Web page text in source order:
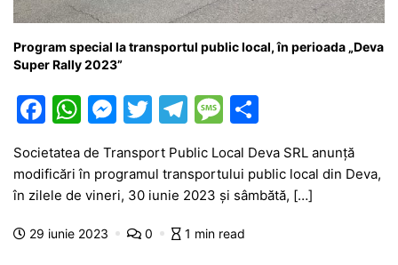
Program special la transportul public local, în perioada „Deva
Super Rally 2023”
F
c
e
b
W
at
s
A
M
s
s
e
T
itt
er
T
e
gr
a
M
s
s
a
g
ta
je
Societatea de Transport Public Local Deva SRL anunță
modificări în programul transportului public local din Deva,
în zilele de vineri, 30 iunie 2023 și sâmbătă, […]
29 iunie 2023 0 1 min read